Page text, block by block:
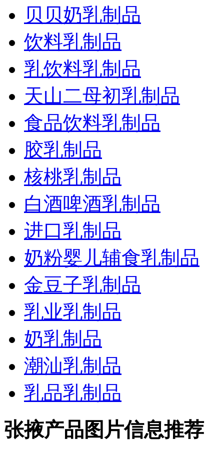
贝贝奶乳制品
饮料乳制品
乳饮料乳制品
天山二母初乳制品
食品饮料乳制品
胶乳制品
核桃乳制品
白酒啤酒乳制品
进口乳制品
奶粉婴儿辅食乳制品
金豆子乳制品
乳业乳制品
奶乳制品
潮汕乳制品
乳品乳制品
张掖产品图片信息推荐